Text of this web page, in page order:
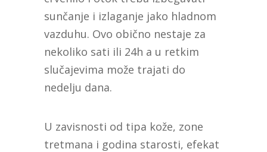
sunčanje i izlaganje jako hladnom
vazduhu. Ovo obično nestaje za
nekoliko sati ili 24h a u retkim
slučajevima može trajati do
nedelju dana.
U zavisnosti od tipa kože, zone
tretmana i godina starosti, efekat